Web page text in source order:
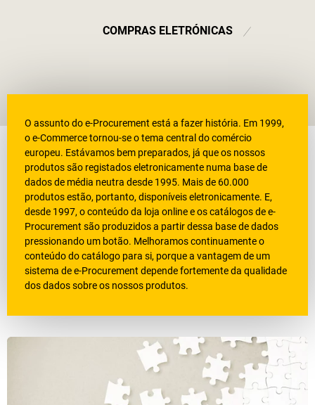
COMPRAS ELETRÓNICAS
O assunto do e-Procurement está a fazer história. Em 1999,
o e-Commerce tornou-se o tema central do comércio
europeu. Estávamos bem preparados, já que os nossos
produtos são registados eletronicamente numa base de
dados de média neutra desde 1995. Mais de 60.000
produtos estão, portanto, disponíveis eletronicamente. E,
desde 1997, o conteúdo da loja online e os catálogos de e-
Procurement são produzidos a partir dessa base de dados
pressionando um botão. Melhoramos continuamente o
conteúdo do catálogo para si, porque a vantagem de um
sistema de e-Procurement depende fortemente da qualidade
dos dados sobre os nossos produtos.